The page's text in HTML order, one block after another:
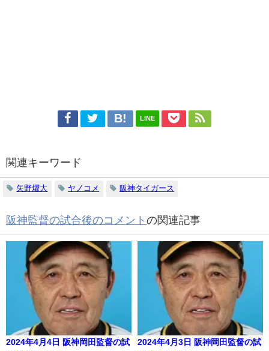
LINE
関連キーワード
矢野燿大 ヤノコメ 阪神タイガース
阪神監督の試合後のコメント の関連記事
2024年4月4日 阪神岡田監督の試
2024年4月3日 阪神岡田監督の試